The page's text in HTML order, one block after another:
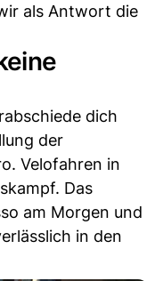
als Antwort die
dich
der
Velofahren in
Das
am Morgen und
in den